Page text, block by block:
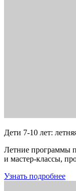
Дети 7-10 лет:
Летние программы
и мастер-классы,
Узнать подробнее